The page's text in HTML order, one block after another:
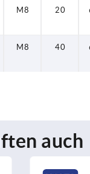
M8 20
M8 40
auch